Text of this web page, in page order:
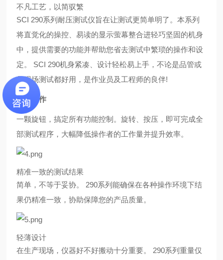
不凡工艺，以简驭繁
SCI 290系列耐压测试仪旨在让测试更简单明了。本系列
将直觉化的操控、易读的显示萤幕整合进轻巧坚固的机身
中，提供需要的功能并帮助您省去测试中繁琐的操作和设
定。 SCI 290机身紧凑、设计轻松易上手，不论是品管或
是现场测试都好用，是作业员及工程师的良伴!
简易操作
一颗旋钮，搞定所有功能控制。旋转、按压，即可完成全
部测试程序，大幅降低操作者的工作量并提升效率。
精准一致的测试结果
简单，不等于妥协。 290系列能确保在各种操作环境下结
果仍精准一致，协助保障您的产品质量。
轻薄设计
在生产现场，仪器好不好搬动十分重要。 290系列重量仅